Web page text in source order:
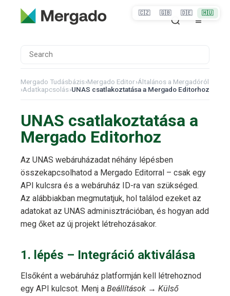
Mergado Tudásbázis›Mergado Editor›Általános a Mergadóról
›Adatkapcsolás›UNAS csatlakoztatása a Mergado Editorhoz
UNAS csatlakoztatása a
Mergado Editorhoz
Az UNAS webáruházadat néhány lépésben
összekapcsolhatod a Mergado Editorral – csak egy
API kulcsra és a webáruház ID-ra van szükséged.
Az alábbiakban megmutatjuk, hol találod ezeket az
adatokat az UNAS adminisztrációban, és hogyan add
meg őket az új projekt létrehozásakor.
1. lépés – Integráció aktiválása
Elsőként a webáruház platformján kell létrehoznod
egy API kulcsot. Menj a Beállítások → Külső
🇨🇿 🇬🇧 🇩🇪 🇭🇺